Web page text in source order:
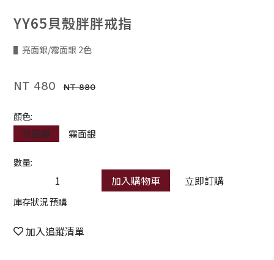
YY65貝殼胖胖戒指
▌亮面銀/霧面銀 2色
NT 480 NT 880
顏色:
亮面銀
霧面銀
數量:
加入購物車 立即訂購
庫存狀況 預購
加入追蹤清單